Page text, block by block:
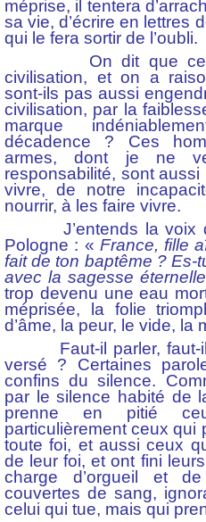
méprise, il tentera
sa vie, d’écrire en lettres
qui le fera sortir de l’oubli.
On dit que ces
civilisation, et on a
sont-ils pas aussi
civilisation, par la
marque
décadence ? Ces
armes, dont je ne
responsabilité, sont
vivre, de notre
nourrir, à les faire vivre.
J’entends la voix
Pologne : « France, fille
fait de ton baptême ? Es-
avec la sagesse
trop devenu une eau
méprisée, la folie
d’âme, la peur, le vide, la
Faut-il parler, faut-il
versé ? Certaines
confins du silence.
par le silence habité de
prenne en pitié
particulièrement ceux qui
toute foi, et aussi ceux
de leur foi, et ont fini
charge d’orgueil et
couvertes de sang,
celui qui tue, mais qui